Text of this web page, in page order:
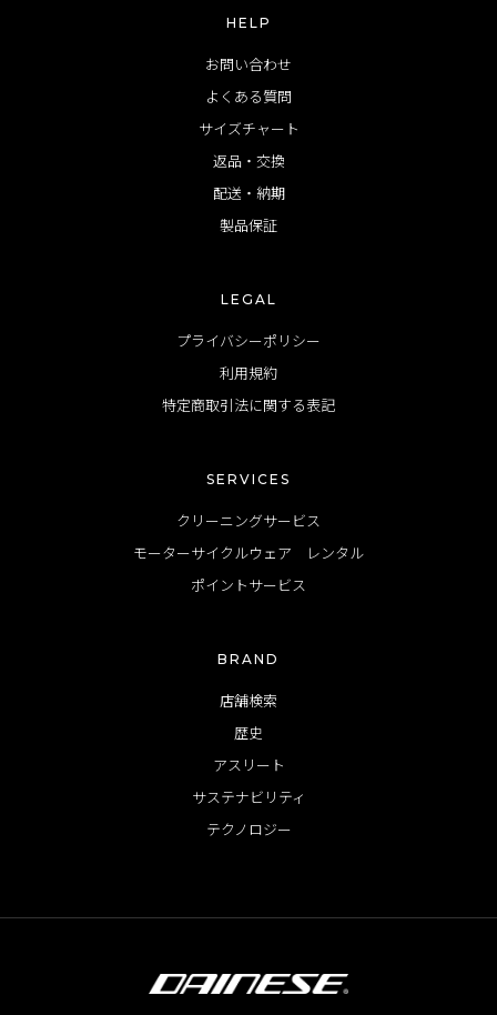
HELP
お問い合わせ
よくある質問
サイズチャート
返品・交換
配送・納期
製品保証
LEGAL
プライバシーポリシー
利用規約
特定商取引法に関する表記
SERVICES
クリーニングサービス
モーターサイクルウェア レンタル
ポイントサービス
BRAND
店舗検索
歴史
アスリート
サステナビリティ
テクノロジー